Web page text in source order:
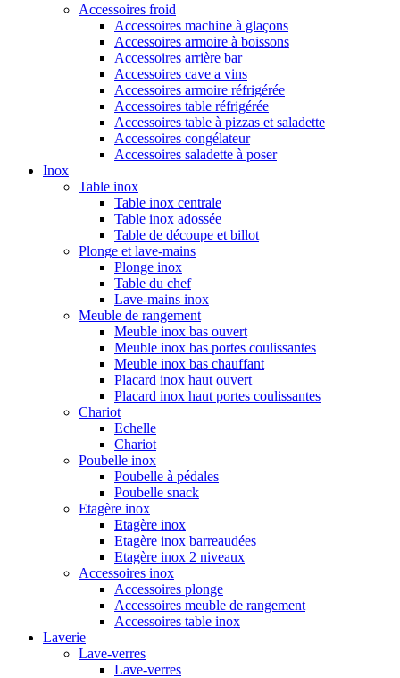
Accessoires froid
Accessoires machine à glaçons
Accessoires armoire à boissons
Accessoires arrière bar
Accessoires cave a vins
Accessoires armoire réfrigérée
Accessoires table réfrigérée
Accessoires table à pizzas et saladette
Accessoires congélateur
Accessoires saladette à poser
Inox
Table inox
Table inox centrale
Table inox adossée
Table de découpe et billot
Plonge et lave-mains
Plonge inox
Table du chef
Lave-mains inox
Meuble de rangement
Meuble inox bas ouvert
Meuble inox bas portes coulissantes
Meuble inox bas chauffant
Placard inox haut ouvert
Placard inox haut portes coulissantes
Chariot
Echelle
Chariot
Poubelle inox
Poubelle à pédales
Poubelle snack
Etagère inox
Etagère inox
Etagère inox barreaudées
Etagère inox 2 niveaux
Accessoires inox
Accessoires plonge
Accessoires meuble de rangement
Accessoires table inox
Laverie
Lave-verres
Lave-verres